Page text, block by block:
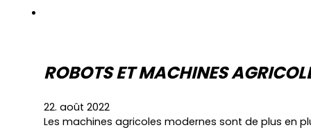
ROBOTS ET MACHINES
22. août 2022
Les machines agricoles modernes sont de plus en